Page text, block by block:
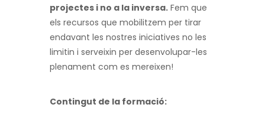
projectes i no a la inversa. Fem que
els recursos que mobilitzem per tirar
endavant les nostres iniciatives no les
limitin i serveixin per desenvolupar-les
plenament com es mereixen!
Contingut de la formació: